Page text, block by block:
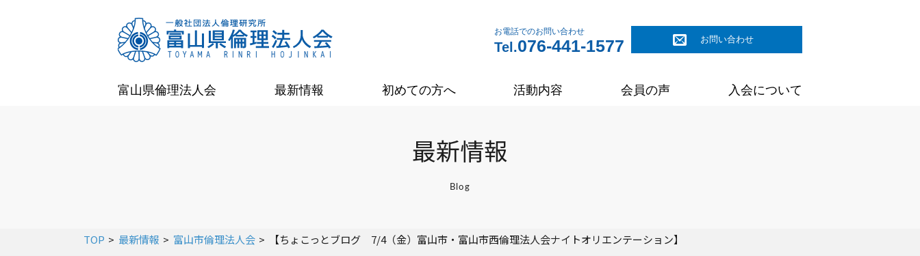
お問い合わせ
お電話でのお問い合わせ
Tel.076-441-1577
富山県倫理法人会 最新情報 初めての方へ 活動内容 会員の声 入会について
最新情報
Blog
TOP 最新情報 富山市倫理法人会 【ちょこっとブログ 7/4（金）富山市・富山市西倫理法人会ナイトオリエンテーション】